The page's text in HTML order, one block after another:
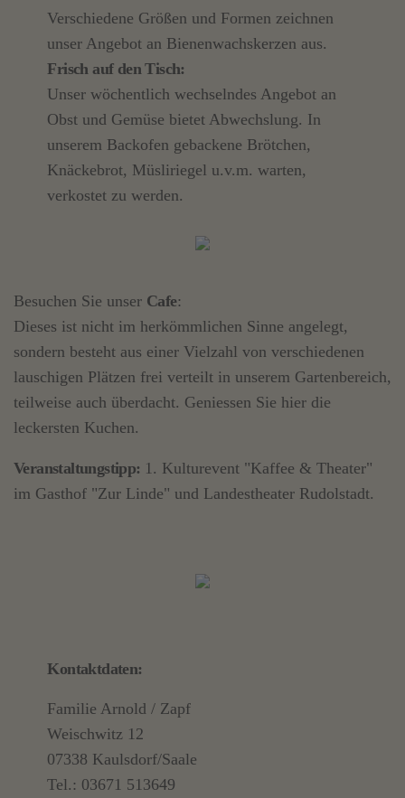
Verschiedene Größen und Formen zeichnen
unser Angebot an Bienenwachskerzen aus.
Frisch auf den Tisch:
Unser wöchentlich wechselndes Angebot an
Obst und Gemüse bietet Abwechslung. In
unserem Backofen gebackene Brötchen,
Knäckebrot, Müsliriegel u.v.m. warten,
verkostet zu werden.
Besuchen Sie unser Cafe:
Dieses ist nicht im herkömmlichen Sinne angelegt,
sondern besteht aus einer Vielzahl von verschiedenen
lauschigen Plätzen frei verteilt in unserem Gartenbereich,
teilweise auch überdacht. Geniessen Sie hier die
leckersten Kuchen.
Veranstaltungstipp: 1. Kulturevent "Kaffee & Theater"
im Gasthof "Zur Linde" und Landestheater Rudolstadt.
Kontaktdaten:
Familie Arnold / Zapf
Weischwitz 12
07338 Kaulsdorf/Saale
Tel.: 03671 513649